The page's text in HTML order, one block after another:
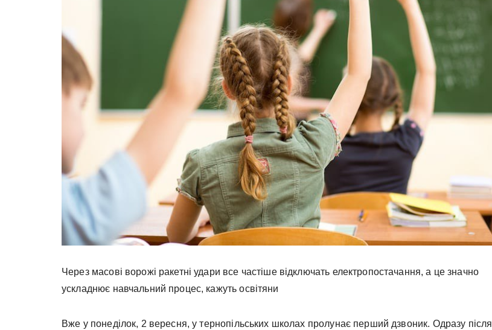
Через масові ворожі ракетні удари все частіше відключать електропостачання, а це значно
ускладнює навчальний процес, кажуть освітяни
Вже у понеділок, 2 вересня, у тернопільських школах пролунає перший дзвоник. Одразу після